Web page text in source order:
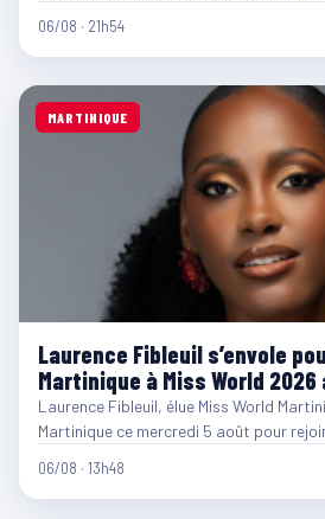
06/08 · 21h54
MARTINIQUE
Laurence Fibleuil s’envole
Martinique à Miss World 2026
Laurence Fibleuil, élue Miss World
Martinique ce mercredi 5 août pour
06/08 · 13h48